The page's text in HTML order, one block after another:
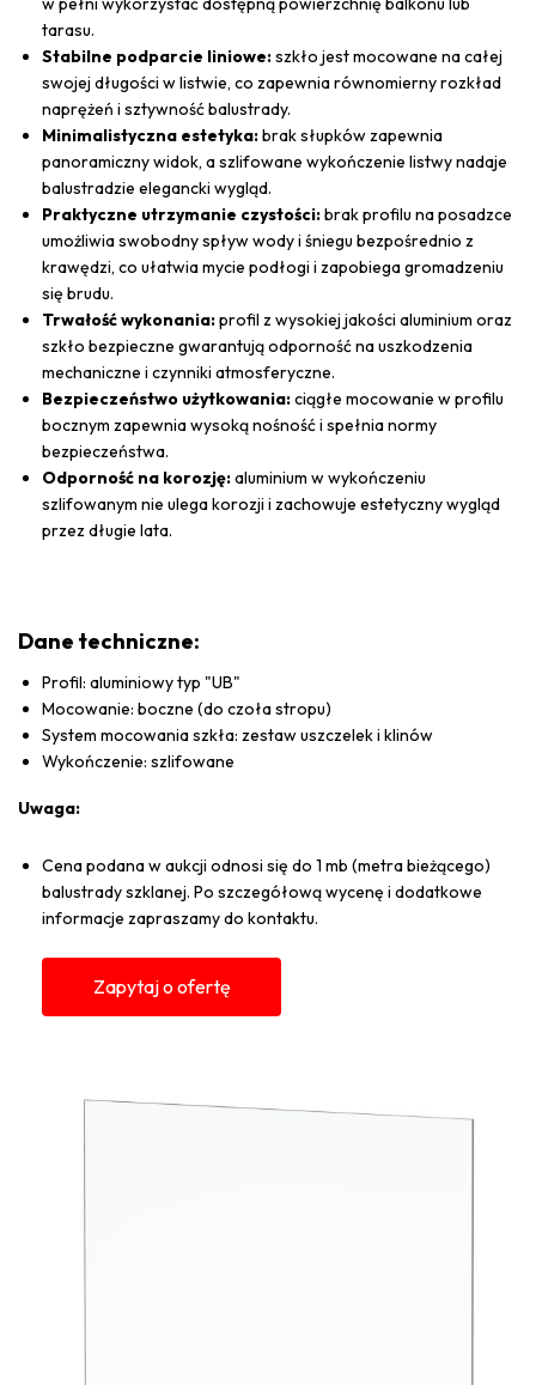
tarasu.
Stabilne podparcie liniowe:szkło jest mocowane na całej
swojej długości w listwie, co zapewnia równomierny rozkład
naprężeń i sztywność balustrady.
Minimalistyczna estetyka:brak słupków zapewnia
panoramiczny widok, a szlifowane wykończenie listwy nadaje
balustradzie elegancki wygląd.
Praktyczne utrzymanie czystości:brak profilu na posadzce
umożliwia swobodny spływ wody i śniegu bezpośrednio z
krawędzi, co ułatwia mycie podłogi i zapobiega gromadzeniu
się brudu.
Trwałość wykonania:profil z wysokiej jakości aluminium oraz
szkło bezpieczne gwarantują odporność na uszkodzenia
mechaniczne i czynniki atmosferyczne.
Bezpieczeństwo użytkowania:ciągłe mocowanie w profilu
bocznym zapewnia wysoką nośność i spełnia normy
bezpieczeństwa.
Odporność na korozję:aluminium w wykończeniu
szlifowanym nie ulega korozji i zachowuje estetyczny wygląd
przez długie lata.
Dane techniczne:
Profil: aluminiowy typ "UB"
Mocowanie: boczne (do czoła stropu)
System mocowania szkła: zestaw uszczelek i klinów
Wykończenie: szlifowane
Uwaga:
Cena podana w aukcji odnosi się do 1 mb (metra bieżącego)
balustrady szklanej. Po szczegółową wycenę i dodatkowe
informacje zapraszamy do kontaktu.
Zapytaj o ofertę